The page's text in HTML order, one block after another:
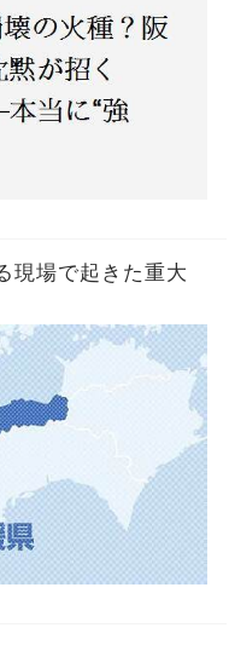
現場で起きた重大